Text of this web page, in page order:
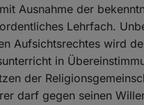
Ausnahme der
Lehrfach.
Aufsichtsrechtes wird
in
der
darf gegen seinen